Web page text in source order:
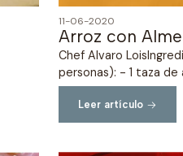
11-06-2020
Arroz con
Chef Alvaro
personas): - 1 taza de
Leer artículo